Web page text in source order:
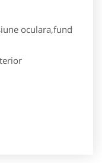
oculara,fund